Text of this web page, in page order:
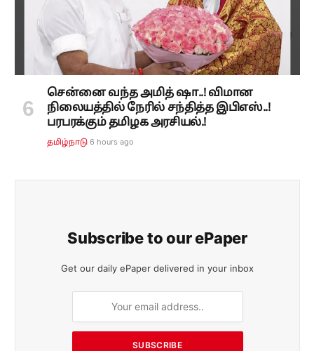
சென்னை வந்த அமித் ஷா..! விமான
நிலையத்தில் நேரில் சந்தித்த இபிஎஸ்..!
பரபரக்கும் தமிழக அரசியல்.!
தமிழ்நாடு 6 hours ago
Subscribe to our ePaper
Get our daily ePaper delivered in your inbox
SUBSCRIBE